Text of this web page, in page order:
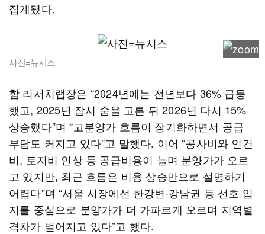
집계됐다.
사진=뉴시스
함 리서치랩장은 “2024년에는 전년보다 36% 급등
했고, 2025년 잠시 숨을 고른 뒤 2026년 다시 15%
상승했다”며 “고분양가 흐름이 장기화하면서 공급
부담도 커지고 있다”고 말했다. 이어 “공사비와 인건
비, 토지비 인상 등 공급비용이 늘며 분양가가 오르
고 있지만, 최근 흐름은 비용 상승만으로 설명하기
어렵다”며 “서울 시장에선 한강변·강남권 등 선호 입
지를 중심으로 분양가가 더 가파르게 오르며 지역별
격차가 벌어지고 있다”고 했다.